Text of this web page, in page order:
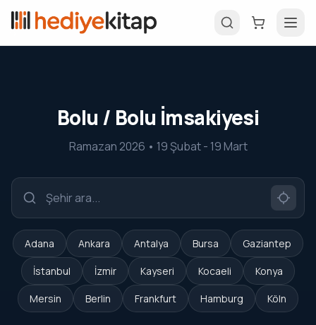
Bolu / Bolu İmsakiyesi
Ramazan 2026 • 19 Şubat - 19 Mart
Adana Ankara Antalya Bursa Gaziantep
İstanbul İzmir Kayseri Kocaeli Konya
Mersin Berlin Frankfurt Hamburg Köln